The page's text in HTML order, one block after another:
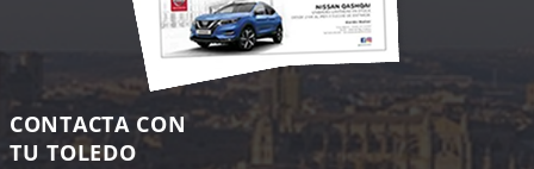
CONTACTA CON
TU TOLEDO